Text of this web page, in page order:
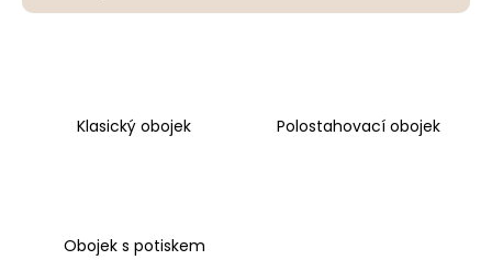
Klasický obojek Polostahovací obojek
Obojek s potiskem